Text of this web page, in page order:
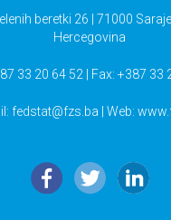
beretki 26 | 71000
Hercegovina
33 20 64 52 | Fax: +387 33
fedstat@fzs.ba | Web: